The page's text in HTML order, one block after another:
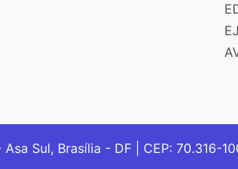
Sul, Brasília - DF | CEP: 70.316-